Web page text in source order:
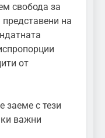
свобода за
на
от
заеме с тези
важни